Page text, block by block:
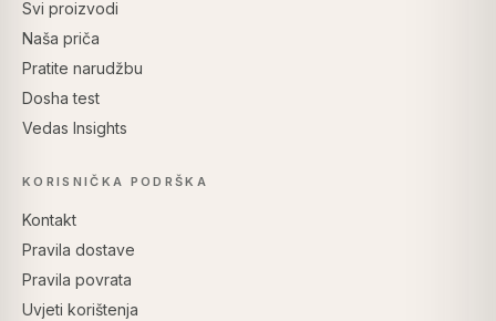
Svi proizvodi
Naša priča
Pratite narudžbu
Dosha test
Vedas Insights
KORISNIČKA PODRŠKA
Kontakt
Pravila dostave
Pravila povrata
Uvjeti korištenja